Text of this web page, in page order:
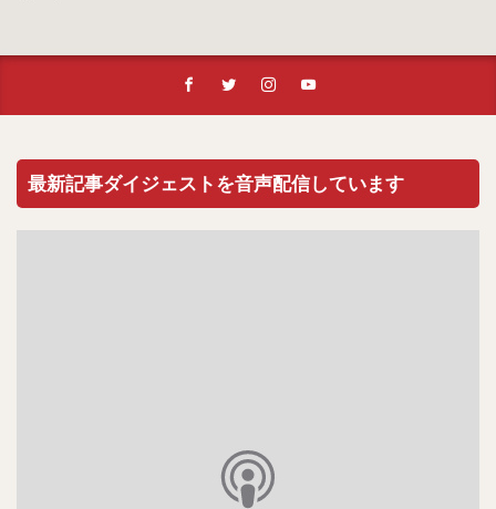
最新記事ダイジェストを音声配信しています